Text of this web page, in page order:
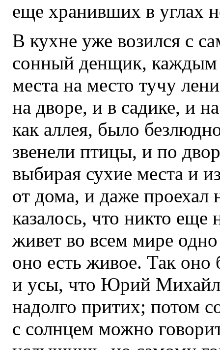
еще хранивших в углах
В кухне уже возился с
сонный денщик, каждым
места на место тучу
на дворе, и в садике, и
как аллея, было
звенели птицы, и по
выбирая сухие места и
от дома, и даже проехал
казалось, что никто
живет во всем мире
оно есть живое. Так оно
и усы, что Юрий
надолго притих; потом
с солнцем можно